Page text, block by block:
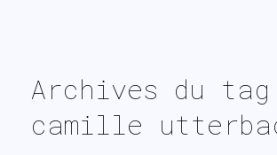
Archives du
camille